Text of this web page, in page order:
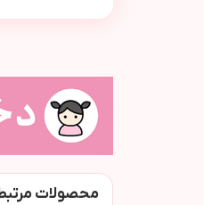
محصولات